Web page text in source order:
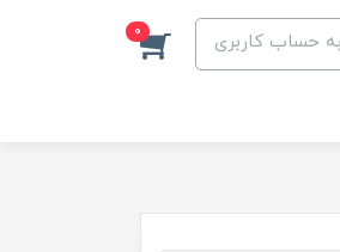
حساب کاربری 0